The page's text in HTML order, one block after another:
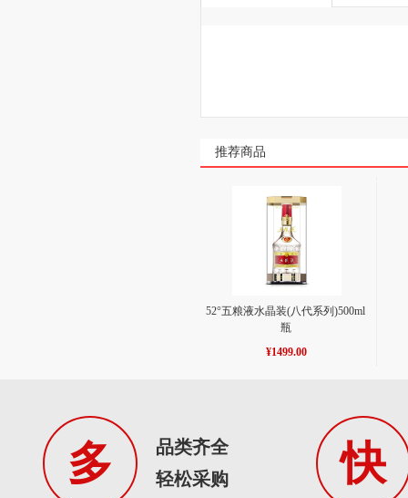
推荐商品
52°五粮液水晶装(八代系列)500ml
瓶
¥1499.00
多
品类齐全
轻松采购
快